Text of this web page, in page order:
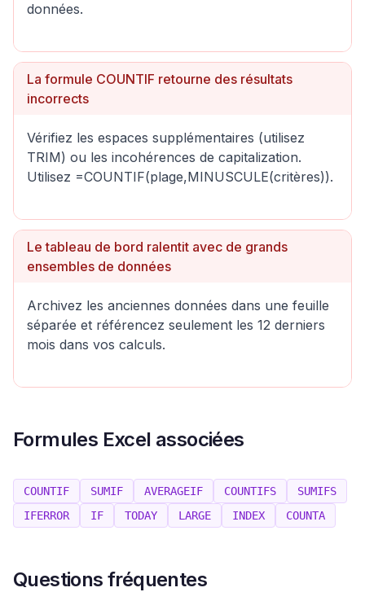
données.
La formule COUNTIF retourne des résultats
incorrects
Vérifiez les espaces supplémentaires (utilisez
TRIM) ou les incohérences de capitalization.
Utilisez =COUNTIF(plage,MINUSCULE(critères)).
Le tableau de bord ralentit avec de grands
ensembles de données
Archivez les anciennes données dans une feuille
séparée et référencez seulement les 12 derniers
mois dans vos calculs.
Formules Excel associées
COUNTIF SUMIF AVERAGEIF COUNTIFS
SUMIFS
IFERROR
IF TODAY LARGE INDEX COUNTA
Questions fréquentes